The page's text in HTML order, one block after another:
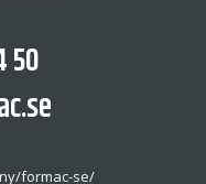
50
formac-se/